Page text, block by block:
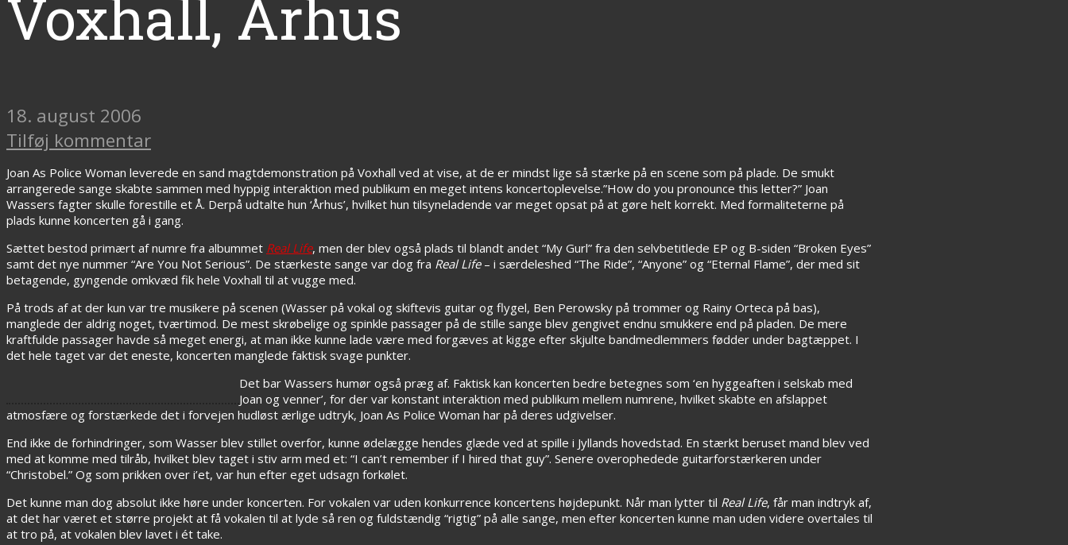
Voxhall, Århus
18. august 2006
Tilføj kommentar
Joan As Police Woman leverede en sand magtdemonstration på Voxhall ved at vise, at de er mindst lige så stærke på en scene som på plade. De smukt
arrangerede sange skabte sammen med hyppig interaktion med publikum en meget intens koncertoplevelse.”How do you pronounce this letter?” Joan
Wassers fagter skulle forestille et Å. Derpå udtalte hun ‘Århus’, hvilket hun tilsyneladende var meget opsat på at gøre helt korrekt. Med formaliteterne på
plads kunne koncerten gå i gang.
Sættet bestod primært af numre fra albummet Real Life, men der blev også plads til blandt andet “My Gurl” fra den selvbetitlede EP og B-siden “Broken Eyes”
samt det nye nummer “Are You Not Serious”. De stærkeste sange var dog fra Real Life– i særdeleshed “The Ride”, “Anyone” og “Eternal Flame”, der med sit
betagende, gyngende omkvæd fik hele Voxhall til at vugge med.
På trods af at der kun var tre musikere på scenen (Wasser på vokal og skiftevis guitar og flygel, Ben Perowsky på trommer og Rainy Orteca på bas),
manglede der aldrig noget, tværtimod. De mest skrøbelige og spinkle passager på de stille sange blev gengivet endnu smukkere end på pladen. De mere
kraftfulde passager havde så meget energi, at man ikke kunne lade være med forgæves at kigge efter skjulte bandmedlemmers fødder under bagtæppet. I
det hele taget var det eneste, koncerten manglede faktisk svage punkter.
Det bar Wassers humør også præg af. Faktisk kan koncerten bedre betegnes som ‘en hyggeaften i selskab med
Joan og venner’, for der var konstant interaktion med publikum mellem numrene, hvilket skabte en afslappet
atmosfære og forstærkede det i forvejen hudløst ærlige udtryk, Joan As Police Woman har på deres udgivelser.
End ikke de forhindringer, som Wasser blev stillet overfor, kunne ødelægge hendes glæde ved at spille i Jyllands hovedstad. En stærkt beruset mand blev ved
med at komme med tilråb, hvilket blev taget i stiv arm med et: “I can’t remember if I hired that guy”. Senere overophedede guitarforstærkeren under
“Christobel.” Og som prikken over i’et, var hun efter eget udsagn forkølet.
Det kunne man dog absolut ikke høre under koncerten. For vokalen var uden konkurrence koncertens højdepunkt. Når man lytter til Real Life, får man indtryk af,
at det har været et større projekt at få vokalen til at lyde så ren og fuldstændig “rigtig” på alle sange, men efter koncerten kunne man uden videre overtales til
at tro på, at vokalen blev lavet i ét take.